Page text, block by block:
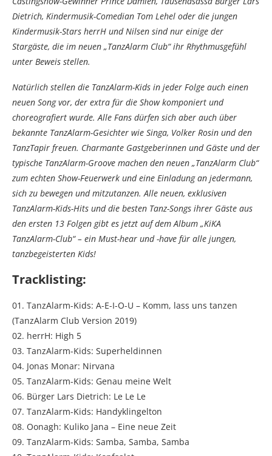
Dietrich, Kindermusik-Comedian Tom Lehel oder die jungen
Kindermusik-Stars herrH und Nilsen sind nur einige der
Stargäste, die im neuen „TanzAlarm Club“ ihr Rhythmusgefühl
unter Beweis stellen.
Natürlich stellen die TanzAlarm-Kids in jeder Folge auch einen
neuen Song vor, der extra für die Show komponiert und
choreografiert wurde. Alle Fans dürfen sich aber auch über
bekannte TanzAlarm-Gesichter wie Singa, Volker Rosin und den
TanzTapir freuen. Charmante Gastgeberinnen und Gäste und der
typische TanzAlarm-Groove machen den neuen „TanzAlarm Club“
zum echten Show-Feuerwerk und eine Einladung an jedermann,
sich zu bewegen und mitzutanzen. Alle neuen, exklusiven
TanzAlarm-Kids-Hits und die besten Tanz-Songs ihrer Gäste aus
den ersten 13 Folgen gibt es jetzt auf dem Album „KiKA
TanzAlarm-Club“ – ein Must-hear und -have für alle jungen,
tanzbegeisterten Kids!
Tracklisting:
01. TanzAlarm-Kids: A-E-I-O-U – Komm, lass uns tanzen
(TanzAlarm Club Version 2019)
02. herrH: High 5
03. TanzAlarm-Kids: Superheldinnen
04. Jonas Monar: Nirvana
05. TanzAlarm-Kids: Genau meine Welt
06. Bürger Lars Dietrich: Le Le Le
07. TanzAlarm-Kids: Handyklingelton
08. Oonagh: Kuliko Jana – Eine neue Zeit
09. TanzAlarm-Kids: Samba, Samba, Samba